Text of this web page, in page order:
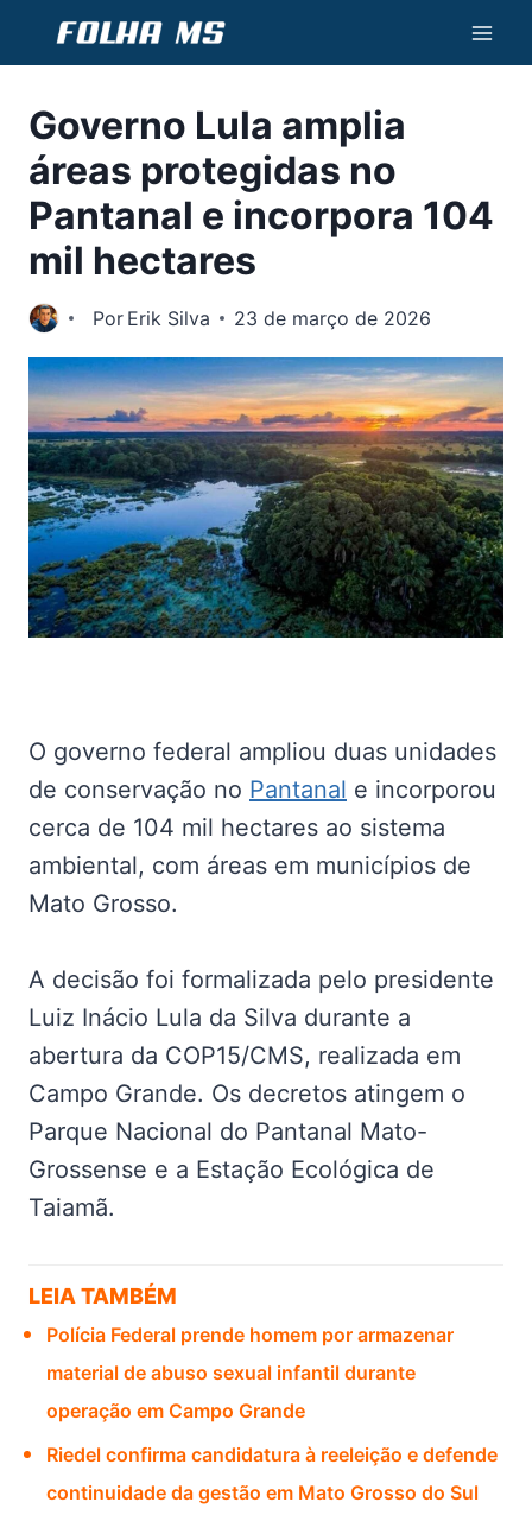
Conteúdo
Governo Lula amplia
áreas protegidas no
Pantanal e incorpora 104
mil hectares
Por Erik Silva 23 de março de 2026
O governo federal ampliou duas unidades
de conservação no Pantanal e incorporou
cerca de 104 mil hectares ao sistema
ambiental, com áreas em municípios de
Mato Grosso.
A decisão foi formalizada pelo presidente
Luiz Inácio Lula da Silva durante a
abertura da COP15/CMS, realizada em
Campo Grande. Os decretos atingem o
Parque Nacional do Pantanal Mato-
Grossense e a Estação Ecológica de
Taiamã.
LEIA TAMBÉM
Polícia Federal prende homem por armazenar
material de abuso sexual infantil durante
operação em Campo Grande
Riedel confirma candidatura à reeleição e defende
continuidade da gestão em Mato Grosso do Sul